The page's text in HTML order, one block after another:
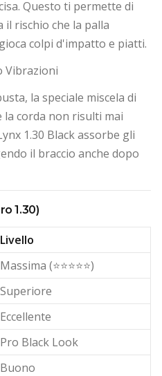
Questo ti permette di
il rischio che la palla
colpi d'impatto e piatti.
Vibrazioni
la speciale miscela di
la corda non risulti mai
1.30 Black assorbe gli
il braccio anche dopo
1.30)
Livello
Massima (⭐⭐⭐⭐⭐)
Superiore
Eccellente
Pro Black Look
Buono